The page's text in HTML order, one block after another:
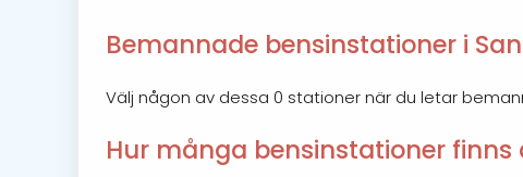
Bemannade bensinstationer i
Välj någon av dessa 0 stationer när du letar
Hur många bensinstationer finns